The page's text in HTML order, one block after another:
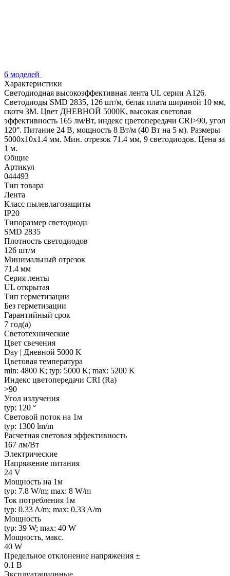
6 моделей
Характеристики
Светодиодная высокоэффективная лента UL серии A126.
Светодиоды SMD 2835, 126 шт/м, белая плата шириной 10 мм,
скотч 3M. Цвет ДНЕВНОЙ 5000K, высокая световая
эффективность 165 лм/Вт, индекс цветопередачи CRI>90, угол
120°. Питание 24 В, мощность 8 Вт/м (40 Вт на 5 м). Размеры
5000x10x1.4 мм. Мин. отрезок 71.4 мм, 9 светодиодов. Цена за
1 м.
Общие
Артикул
044493
Тип товара
Лента
Класс пылевлагозащиты
IP20
Типоразмер светодиода
SMD 2835
Плотность светодиодов
126 шт/м
Минимальный отрезок
71.4 мм
Серия ленты
UL открытая
Тип герметизации
Без герметизации
Гарантийный срок
7 год(а)
Светотехнические
Цвет свечения
Day | Дневной 5000 K
Цветовая температура
min: 4800 K; typ: 5000 K; max: 5200 K
Индекс цветопередачи CRI (Ra)
>90
Угол излучения
typ: 120 °
Световой поток на 1м
typ: 1300 lm/m
Расчетная световая эффективность
167 лм/Вт
Электрические
Напряжение питания
24 V
Мощность на 1м
typ: 7.8 W/m; max: 8 W/m
Ток потребления 1м
typ: 0.33 A/m; max: 0.33 A/m
Мощность
typ: 39 W; max: 40 W
Мощность, макс.
40 W
Предельное отклонение напряжения ±
0.1 В
Эксплуатационные